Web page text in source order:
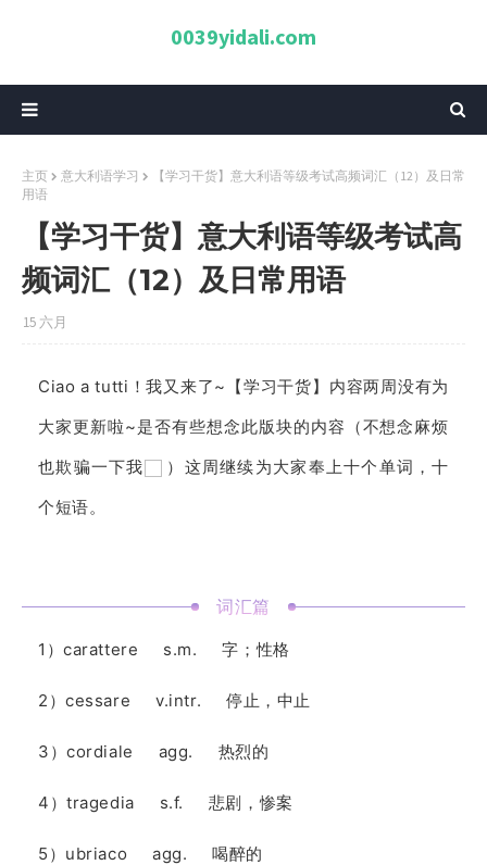
0039yidali.com
主页 意大利语学习
【学习干货】意大利语等级考试高频词汇（12）及日常
用语
【学习干货】意大利语等级考试高
频词汇（12）及日常用语
15 六月
Ciao a tutti！我又来了~【学习干货】内容两周没有为
大家更新啦~是否有些想念此版块的内容（不想念麻烦
也欺骗一下我
）这周继续为大家奉上十个单词，十
个短语。
词汇篇
1）carattere s.m. 字；性格
2）cessare v.intr. 停止，中止
3）cordiale agg. 热烈的
4）tragedia s.f. 悲剧，惨案
5）ubriaco agg. 喝醉的